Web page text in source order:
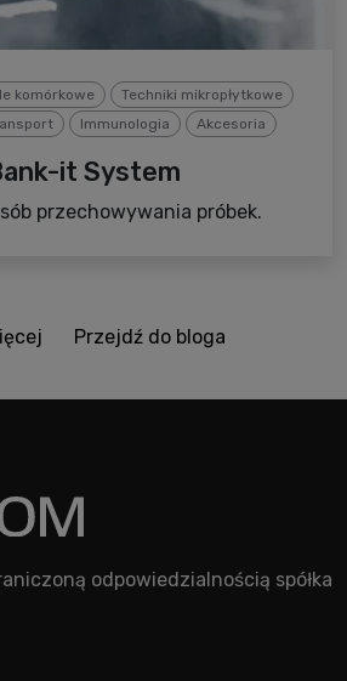
komórkowe
Techniki mikropłytkowe
Immunologia Akcesoria
it System
przechowywania próbek.
Przejdź do bloga
odpowiedzialnością spółka